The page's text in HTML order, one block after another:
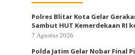
Polres Blitar Kota Gelar
Sambut HUT Kemerdekaan RI
7 Agustus 2026
Polda Jatim Gelar Nobar Final